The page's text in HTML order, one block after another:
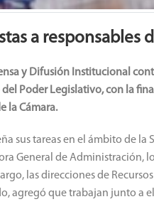
a responsables
y Difusión Institucional
Poder Legislativo, con la
la Cámara.
sus tareas en el ámbito de la
General de Administración,
las direcciones de
agregó que trabajan junto a